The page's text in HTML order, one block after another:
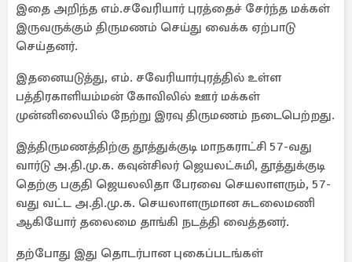
இதை அறிந்த எம்.சவேரியார் புரத்தைச் சேர்ந்த மக்கள்
இருவருக்கும் திருமணம் செய்து வைக்க ஏற்பாடு
செய்தனர்.
இதனையடுத்து, எம். சவேரியார்புரத்தில் உள்ள
பத்திரகாளியம்மன் கோவிலில் ஊர் மக்கள்
முன்னிலையில் நேற்று இரவு திருமணம் நடைபெற்றது.
இத்திருமணத்திற்கு தூத்துக்குடி மாநகராட்சி 57-வது
வார்டு அ.தி.மு.க. கவுன்சிலர் ஜெயலட்சுமி, தூத்துக்குடி
தெற்கு பகுதி ஜெயலலிதா பேரவை செயலாளரும், 57-
வது வட்ட அ.தி.மு.க. செயலாளருமான சுடலைமணி
ஆகியோர் தலைமை தாங்கி நடத்தி வைத்தனர்.
தற்போது இது தொடர்பான புகைப்படங்கள்